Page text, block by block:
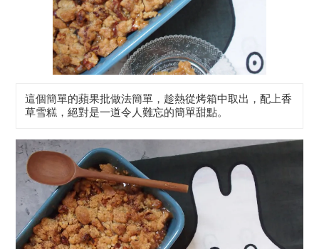
這個簡單的蘋果批做法簡單，趁熱從烤箱中取出，配上香
草雪糕，絕對是一道令人難忘的簡單甜點。